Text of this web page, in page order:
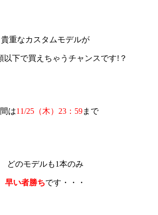
貴重なカスタムモデルが
以下で買えちゃう チャンスです!？
は11/25（木）23：59まで
どのモデルも1本のみ
早い者勝ちです・・・